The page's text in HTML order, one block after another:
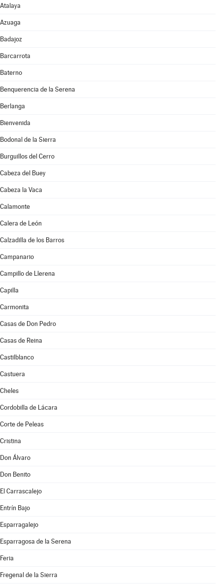
Atalaya
Azuaga
Badajoz
Barcarrota
Baterno
Benquerencia de la Serena
Berlanga
Bienvenida
Bodonal de la Sierra
Burguillos del Cerro
Cabeza del Buey
Cabeza la Vaca
Calamonte
Calera de León
Calzadilla de los Barros
Campanario
Campillo de Llerena
Capilla
Carmonita
Casas de Don Pedro
Casas de Reina
Castilblanco
Castuera
Cheles
Cordobilla de Lácara
Corte de Peleas
Cristina
Don Álvaro
Don Benito
El Carrascalejo
Entrín Bajo
Esparragalejo
Esparragosa de la Serena
Feria
Fregenal de la Sierra